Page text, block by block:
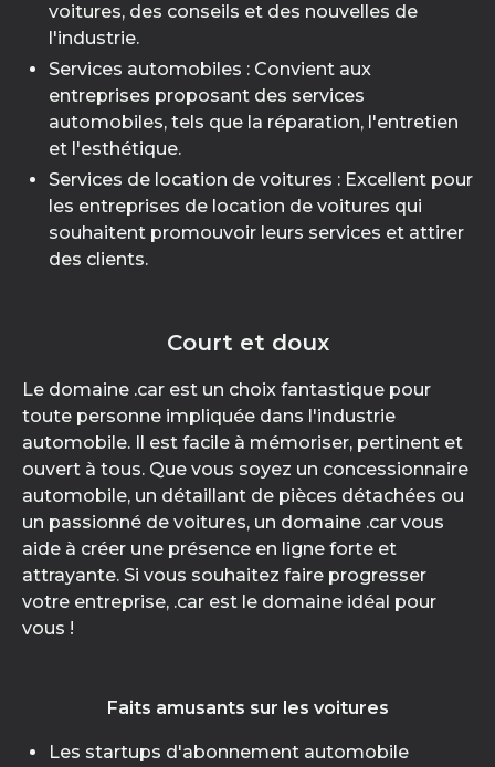
voitures, des conseils et des nouvelles de
l'industrie.
Services automobiles : Convient aux
entreprises proposant des services
automobiles, tels que la réparation, l'entretien
et l'esthétique.
Services de location de voitures : Excellent pour
les entreprises de location de voitures qui
souhaitent promouvoir leurs services et attirer
des clients.
Court et doux
Le domaine .car est un choix fantastique pour
toute personne impliquée dans l'industrie
automobile. Il est facile à mémoriser, pertinent et
ouvert à tous. Que vous soyez un concessionnaire
automobile, un détaillant de pièces détachées ou
un passionné de voitures, un domaine .car vous
aide à créer une présence en ligne forte et
attrayante. Si vous souhaitez faire progresser
votre entreprise, .car est le domaine idéal pour
vous !
Faits amusants sur les voitures
Les startups d'abonnement automobile